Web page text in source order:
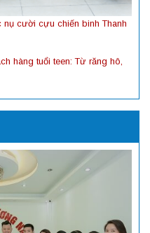
cười cựu chiến binh Thanh
hàng tuổi teen: Từ răng hô,